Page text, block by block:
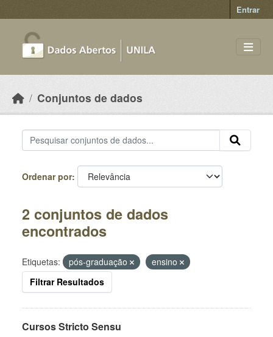
Entrar
Conjuntos de dados
Ordenar por
2 conjuntos de dados
encontrados
Etiquetas: pós-graduação
ensino
Filtrar Resultados
Cursos Stricto Sensu